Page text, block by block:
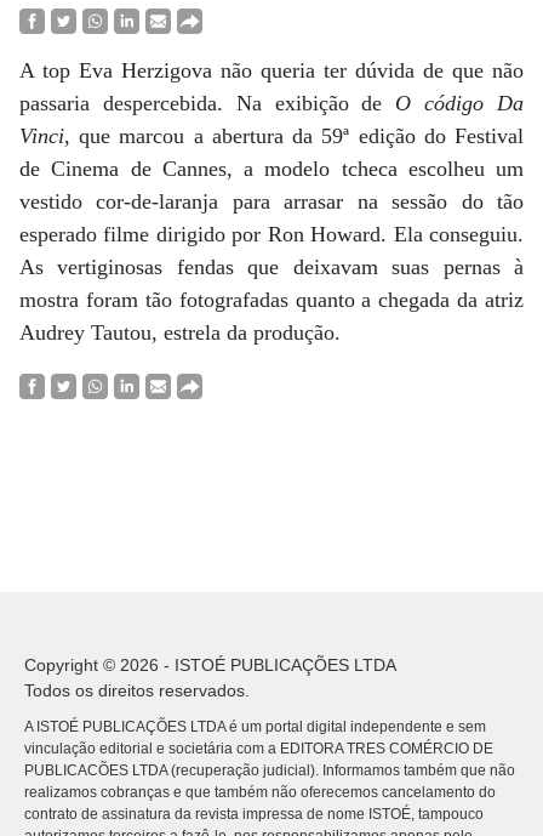
A top Eva Herzigova não queria ter dúvida de que não
passaria despercebida. Na exibição de O código Da
Vinci, que marcou a abertura da 59ª edição do Festival
de Cinema de Cannes, a modelo tcheca escolheu um
vestido cor-de-laranja para arrasar na sessão do tão
esperado filme dirigido por Ron Howard. Ela conseguiu.
As vertiginosas fendas que deixavam suas pernas à
mostra foram tão fotografadas quanto a chegada da atriz
Audrey Tautou, estrela da produção.
Copyright © 2026 - ISTOÉ PUBLICAÇÕES LTDA
Todos os direitos reservados.
A ISTOÉ PUBLICAÇÕES LTDA é um portal digital independente e sem
vinculação editorial e societária com a EDITORA TRES COMÉRCIO DE
PUBLICACÕES LTDA (recuperação judicial). Informamos também que não
realizamos cobranças e que também não oferecemos cancelamento do
contrato de assinatura da revista impressa de nome ISTOÉ, tampouco